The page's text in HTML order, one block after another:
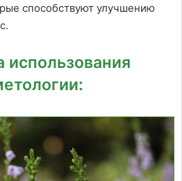
способствуют улучшению